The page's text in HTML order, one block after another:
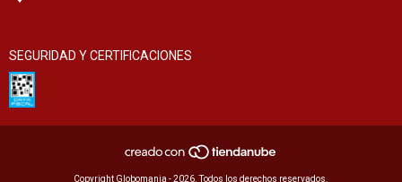
SEGURIDAD Y CERTIFICACIONES
Copyright Globomania - 2026. Todos los derechos reservados.